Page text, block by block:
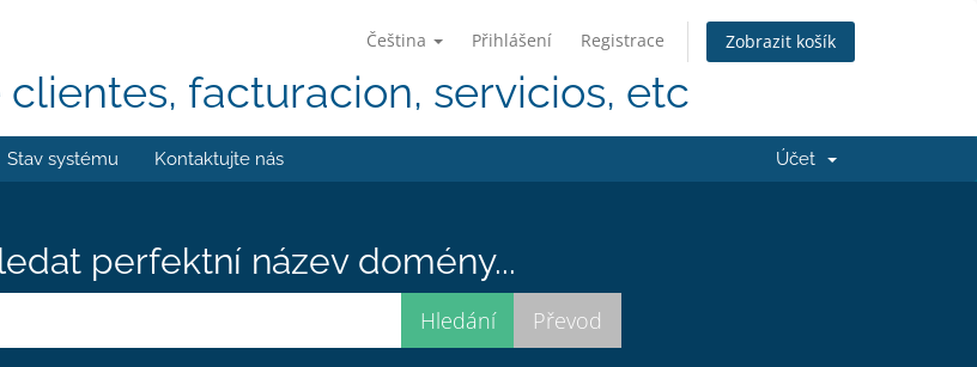
Čeština Přihlášení Registrace Zobrazit košík
facturacion, servicios, etc
Stav systému Kontaktujte nás Účet
perfektní název domény...